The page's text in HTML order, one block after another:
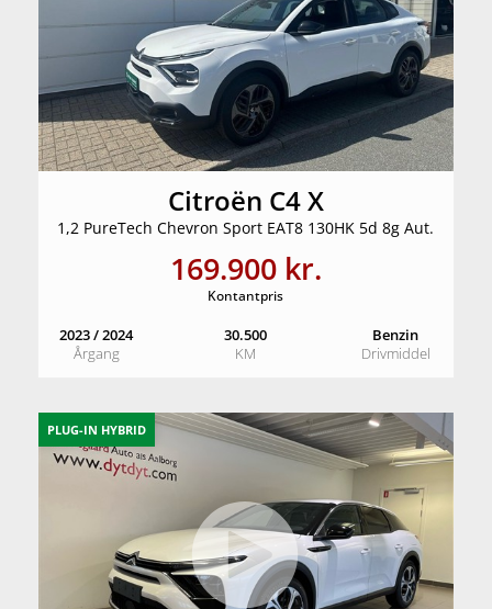
Citroën C4 X
1,2 PureTech Chevron Sport EAT8 130HK 5d 8g Aut.
169.900 kr.
Kontantpris
2023 / 2024
Årgang
30.500
KM
Benzin
Drivmiddel
PLUG-IN HYBRID